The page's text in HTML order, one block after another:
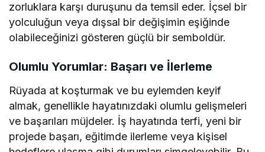
zorluklara karşı duruşunu da temsil eder. İçsel bir
yolculuğun veya dışsal bir değişimin eşiğinde
olabileceğinizi gösteren güçlü bir semboldür.
Olumlu Yorumlar: Başarı ve İlerleme
Rüyada at koşturmak ve bu eylemden keyif
almak, genellikle hayatınızdaki olumlu gelişmeleri
ve başarıları müjdeler. İş hayatında terfi, yeni bir
projede başarı, eğitimde ilerleme veya kişisel